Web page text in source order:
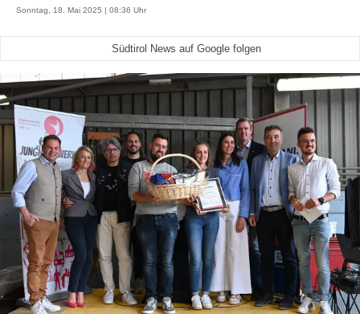
Sonntag, 18. Mai 2025 | 08:36 Uhr
Südtirol News auf Google folgen